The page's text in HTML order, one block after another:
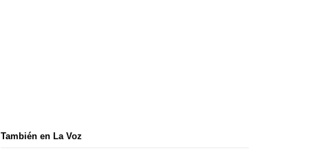
También en La Voz